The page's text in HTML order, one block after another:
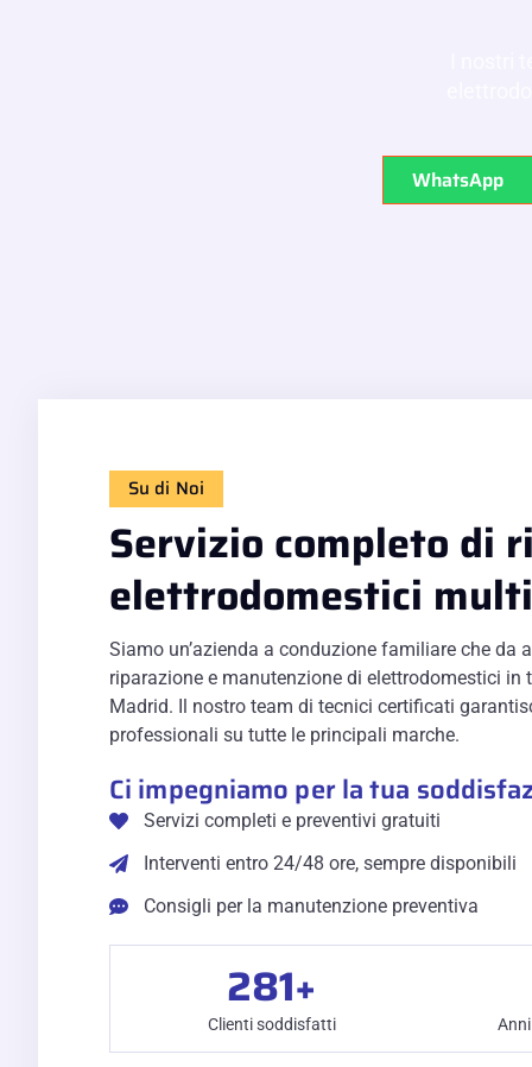
WhatsApp
Su di Noi
Servizio completo di
elettrodomestici
Siamo un’azienda a conduzione familiare che da
riparazione e manutenzione di elettrodomestici in
Madrid. Il nostro team di tecnici certificati
professionali su tutte le principali marche.
Ci impegniamo per la tua
Servizi completi e preventivi gratuiti
Interventi entro 24/48 ore, sempre disponibili
Consigli per la manutenzione preventiva
Clienti soddisfatti
281+